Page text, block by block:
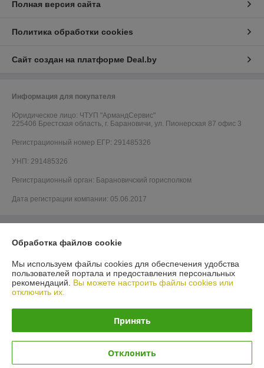
Полная версия сайта
Политика обработки cookies
Сайт создан на платформе Deal.by
Информация для покупателя
Юридическое лицо: ЧТУП "АрмандСервис"
225406 Брестская область, г. Барановичи, ул. Пионерская 87 офис 3
Регистрационный номер ЕГР: 291485326
УНП: 291485326
Регистрационный орган: Барановичский горисполком
Дата регистрации компании: 05.06.2017
Обработка файлов cookie
Мы используем файлы cookies для обеспечения удобства
пользователей портала и предоставления персональных
рекомендаций. Вы можете настроить файлы cookies или
отключить их.
Принять
Отклонить